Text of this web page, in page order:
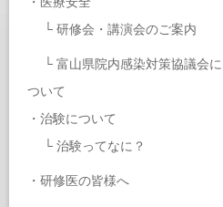
└ 研修会・講演会のご案内
└ 富山県院内感染対策協議会に
ついて
・ 治験について
└ 治験ってなに？
・ 研修医の皆様へ